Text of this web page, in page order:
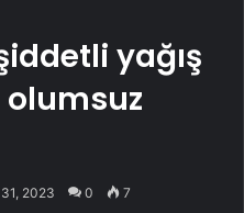
yağış
olumsuz
2023 0 7